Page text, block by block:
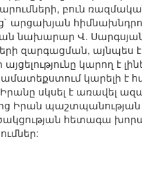
բուն ռազմական
նախարար Վ.
զարգացման, այնպես
կարող է
կարելի է
սկսել է առավել
Իրան
հետագա